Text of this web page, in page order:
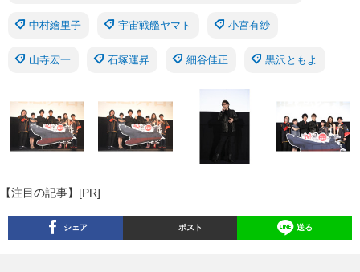
中村繪里子 宇宙戦艦ヤマト 小宮有紗
山寺宏一 石塚運昇 細谷佳正 黒沢ともよ
【注目の記事】[PR]
シェア ポスト 送る